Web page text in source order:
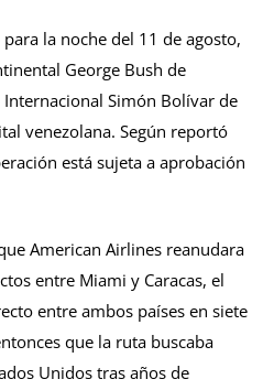
la noche del 11 de agosto,
George Bush de
Simón Bolívar de
venezolana. Según reportó
está sujeta a aprobación
American Airlines reanudara
entre Miami y Caracas, el
entre ambos países en siete
que la ruta buscaba
Unidos tras años de